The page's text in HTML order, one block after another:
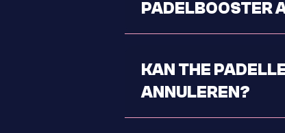
PADELBOOSTER
KAN THE
ANNULEREN?